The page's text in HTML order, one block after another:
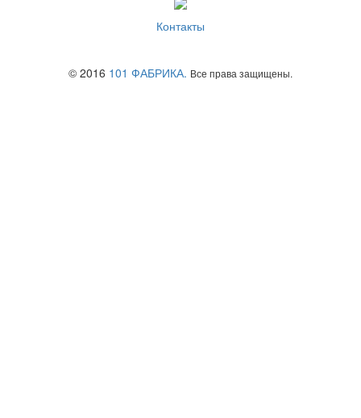
Контакты
© 2016 101 ФАБРИКА. Все права защищены.